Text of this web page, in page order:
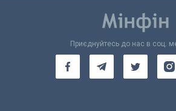
Приєднуйтесь до нас в соц.